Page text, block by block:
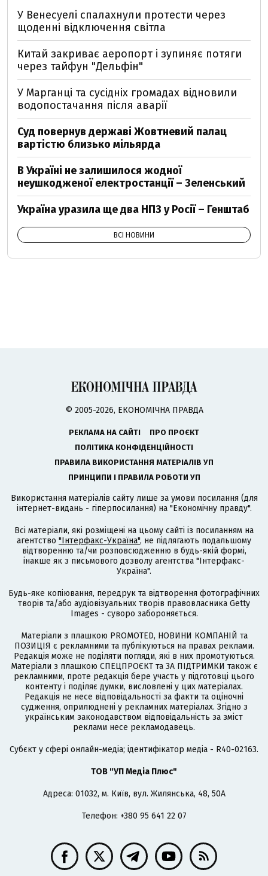
У Венесуелі спалахнули протести через
щоденні відключення світла
Китай закриває аеропорт і зупиняє потяги
через тайфун "Дельфін"
У Марганці та сусідніх громадах відновили
водопостачання після аварії
Суд повернув державі Жовтневий палац
вартістю близько мільярда
В Україні не залишилося жодної
неушкодженої електростанції – Зеленський
Україна уразила ще два НПЗ у Росії – Генштаб
ВСІ НОВИНИ
© 2005-2026, ЕКОНОМІЧНА ПРАВДА
РЕКЛАМА НА САЙТІ
ПРО ПРОЄКТ
ПОЛІТИКА КОНФІДЕНЦІЙНОСТІ
ПРАВИЛА ВИКОРИСТАННЯ МАТЕРІАЛІВ УП
ПРИНЦИПИ І ПРАВИЛА РОБОТИ УП
Використання матеріалів сайту лише за умови посилання (для
інтернет-видань - гіперпосилання) на "Економічну правду".
Всі матеріали, які розміщені на цьому сайті із посиланням на
агентство "Інтерфакс-Україна", не підлягають подальшому
відтворенню та/чи розповсюдженню в будь-якій формі,
інакше як з письмового дозволу агентства "Інтерфакс-
Україна".
Будь-яке копіювання, передрук та відтворення фотографічних
творів та/або аудіовізуальних творів правовласника Getty
Images - суворо забороняється.
Матеріали з плашкою PROMOTED, НОВИНИ КОМПАНІЙ та
ПОЗИЦІЯ є рекламними та публікуються на правах реклами.
Редакція може не поділяти погляди, які в них промотуються.
Матеріали з плашкою СПЕЦПРОЄКТ та ЗА ПІДТРИМКИ також є
рекламними, проте редакція бере участь у підготовці цього
контенту і поділяє думки, висловлені у цих матеріалах.
Редакція не несе відповідальності за факти та оціночні
судження, оприлюднені у рекламних матеріалах. Згідно з
українським законодавством відповідальність за зміст
реклами несе рекламодавець.
Cубєкт у сфері онлайн-медіа; ідентифікатор медіа - R40-02163.
ТОВ "УП Медіа Плюс"
Адреса: 01032, м. Київ, вул. Жилянська, 48, 50А
Телефон: +380 95 641 22 07